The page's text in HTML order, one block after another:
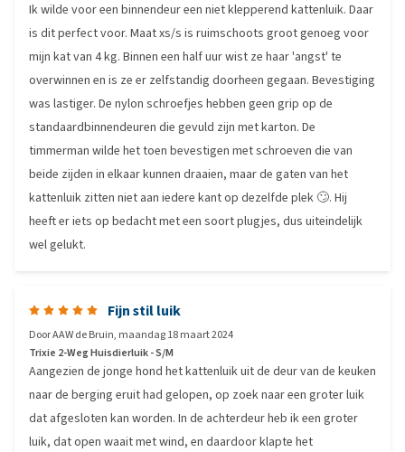
Ik wilde voor een binnendeur een niet klepperend kattenluik. Daar
is dit perfect voor. Maat xs/s is ruimschoots groot genoeg voor
mijn kat van 4 kg. Binnen een half uur wist ze haar 'angst' te
overwinnen en is ze er zelfstandig doorheen gegaan. Bevestiging
was lastiger. De nylon schroefjes hebben geen grip op de
standaardbinnendeuren die gevuld zijn met karton. De
timmerman wilde het toen bevestigen met schroeven die van
beide zijden in elkaar kunnen draaien, maar de gaten van het
kattenluik zitten niet aan iedere kant op dezelfde plek 🙄. Hij
heeft er iets op bedacht met een soort plugjes, dus uiteindelijk
wel gelukt.
Fijn stil luik
DoorAAW de Bruin, maandag 18 maart 2024
Trixie 2-Weg Huisdierluik - S/M
Aangezien de jonge hond het kattenluik uit de deur van de keuken
naar de berging eruit had gelopen, op zoek naar een groter luik
dat afgesloten kan worden. In de achterdeur heb ik een groter
luik, dat open waait met wind, en daardoor klapte het